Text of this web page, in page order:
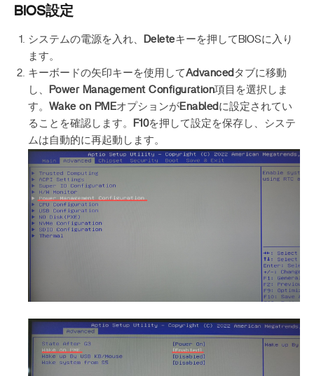
BIOS設定
システムの電源を入れ、 Deleteキーを押してBIOSに入り
ます。
キーボードの矢印キーを使用してAdvanced タブに移動
し、
Power Management Configuration項目を選択しま
す。 Wake on PMEオプションがEnabled に設定されてい
ることを確認します。
F10を押して設定を保存し、システ
ムは自動的に再起動します。